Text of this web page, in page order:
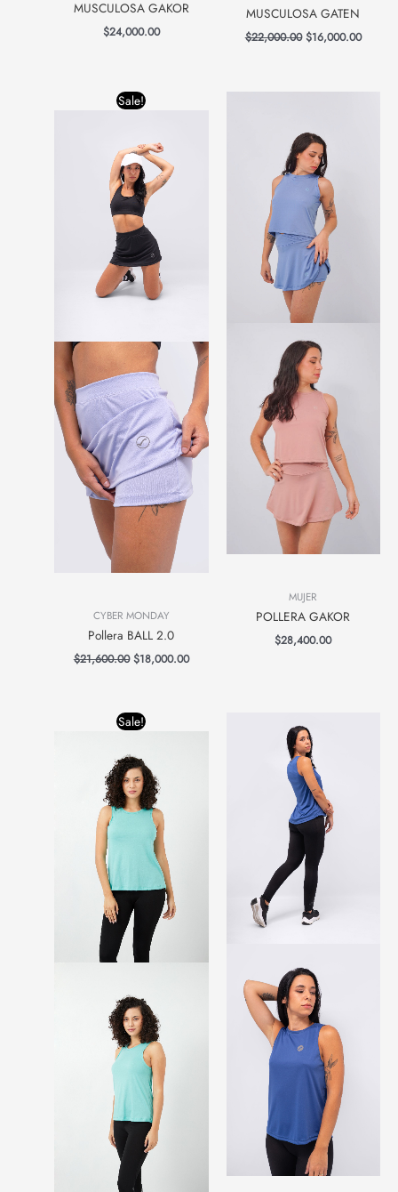
MUSCULOSA GAKOR
$24,000.00
MUSCULOSA GATEN
$22,000.00 $16,000.00
Sale!
CYBER MONDAY
Pollera BALL 2.0
$21,600.00
Original
price
$21,600.00.
$18,000.00
MUJER
POLLERA GAKOR
$28,400.00
Sale!Original
price
$24,000.00.